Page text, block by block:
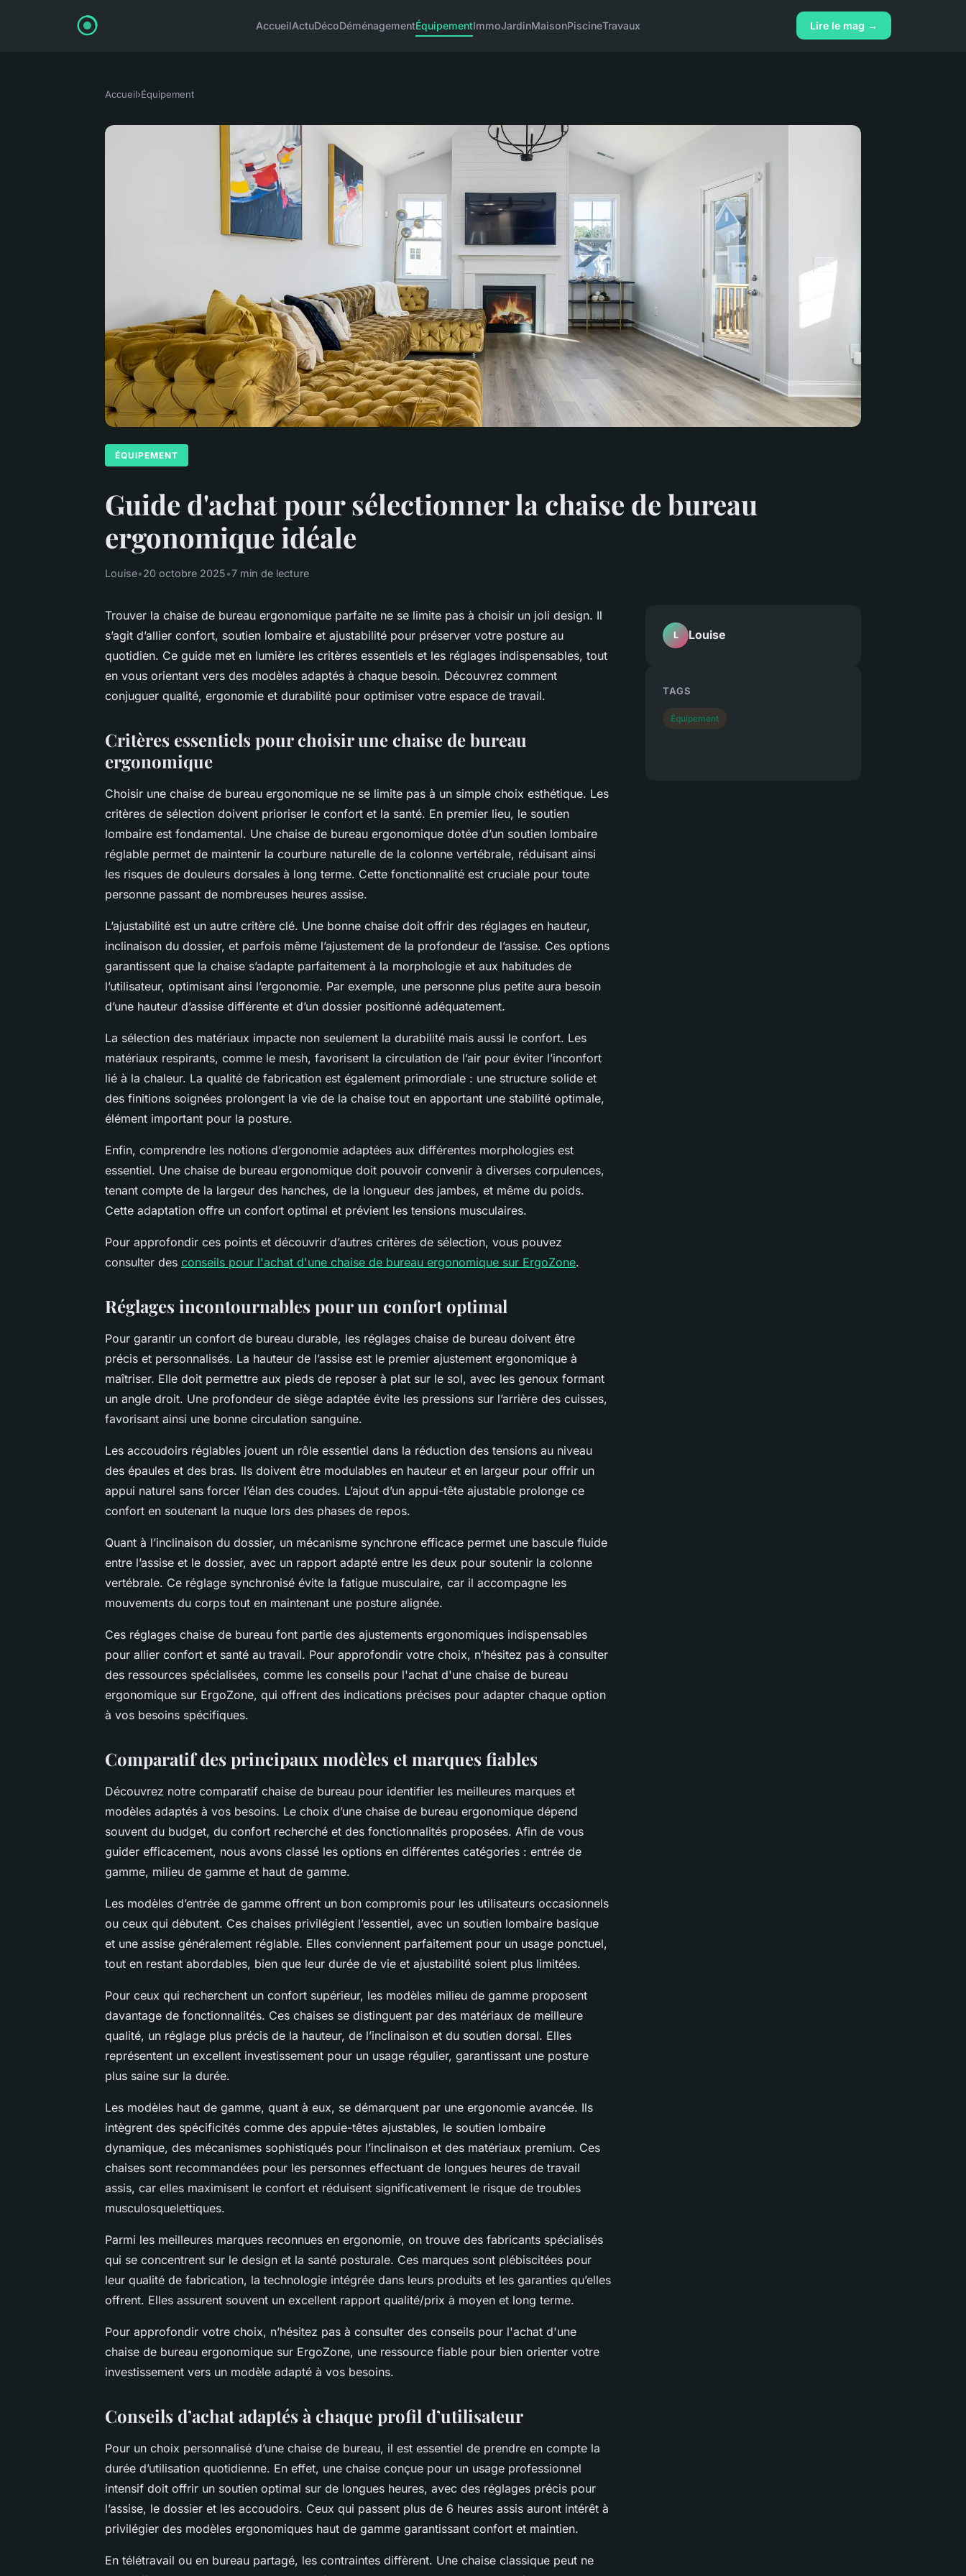
AccueilActuDécoDéménagementÉquipementImmoJardinMaisonPiscineTravaux Lire le mag →
Accueil›Équipement
ÉQUIPEMENT
Guide d'achat pour sélectionner la chaise de bureau
ergonomique idéale
Louise•20 octobre 2025•7 min de lecture
Trouver la chaise de bureau ergonomique parfaite ne se limite pas à choisir un joli design. Il
s’agit d’allier confort, soutien lombaire et ajustabilité pour préserver votre posture au
quotidien. Ce guide met en lumière les critères essentiels et les réglages indispensables, tout
en vous orientant vers des modèles adaptés à chaque besoin. Découvrez comment
conjuguer qualité, ergonomie et durabilité pour optimiser votre espace de travail.
Critères essentiels pour choisir une chaise de bureau
ergonomique
Choisir une chaise de bureau ergonomique ne se limite pas à un simple choix esthétique. Les
critères de sélection doivent prioriser le confort et la santé. En premier lieu, le soutien
lombaire est fondamental. Une chaise de bureau ergonomique dotée d’un soutien lombaire
réglable permet de maintenir la courbure naturelle de la colonne vertébrale, réduisant ainsi
les risques de douleurs dorsales à long terme. Cette fonctionnalité est cruciale pour toute
personne passant de nombreuses heures assise.
L’ajustabilité est un autre critère clé. Une bonne chaise doit offrir des réglages en hauteur,
inclinaison du dossier, et parfois même l’ajustement de la profondeur de l’assise. Ces options
garantissent que la chaise s’adapte parfaitement à la morphologie et aux habitudes de
l’utilisateur, optimisant ainsi l’ergonomie. Par exemple, une personne plus petite aura besoin
d’une hauteur d’assise différente et d’un dossier positionné adéquatement.
La sélection des matériaux impacte non seulement la durabilité mais aussi le confort. Les
matériaux respirants, comme le mesh, favorisent la circulation de l’air pour éviter l’inconfort
lié à la chaleur. La qualité de fabrication est également primordiale : une structure solide et
des finitions soignées prolongent la vie de la chaise tout en apportant une stabilité optimale,
élément important pour la posture.
Enfin, comprendre les notions d’ergonomie adaptées aux différentes morphologies est
essentiel. Une chaise de bureau ergonomique doit pouvoir convenir à diverses corpulences,
tenant compte de la largeur des hanches, de la longueur des jambes, et même du poids.
Cette adaptation offre un confort optimal et prévient les tensions musculaires.
Pour approfondir ces points et découvrir d’autres critères de sélection, vous pouvez
consulter des conseils pour l'achat d'une chaise de bureau ergonomique sur ErgoZone.
Réglages incontournables pour un confort optimal
Pour garantir un confort de bureau durable, les réglages chaise de bureau doivent être
précis et personnalisés. La hauteur de l’assise est le premier ajustement ergonomique à
maîtriser. Elle doit permettre aux pieds de reposer à plat sur le sol, avec les genoux formant
un angle droit. Une profondeur de siège adaptée évite les pressions sur l’arrière des cuisses,
favorisant ainsi une bonne circulation sanguine.
Les accoudoirs réglables jouent un rôle essentiel dans la réduction des tensions au niveau
des épaules et des bras. Ils doivent être modulables en hauteur et en largeur pour offrir un
appui naturel sans forcer l’élan des coudes. L’ajout d’un appui-tête ajustable prolonge ce
confort en soutenant la nuque lors des phases de repos.
Quant à l’inclinaison du dossier, un mécanisme synchrone efficace permet une bascule fluide
entre l’assise et le dossier, avec un rapport adapté entre les deux pour soutenir la colonne
vertébrale. Ce réglage synchronisé évite la fatigue musculaire, car il accompagne les
mouvements du corps tout en maintenant une posture alignée.
Ces réglages chaise de bureau font partie des ajustements ergonomiques indispensables
pour allier confort et santé au travail. Pour approfondir votre choix, n’hésitez pas à consulter
des ressources spécialisées, comme les conseils pour l'achat d'une chaise de bureau
ergonomique sur ErgoZone, qui offrent des indications précises pour adapter chaque option
à vos besoins spécifiques.
Comparatif des principaux modèles et marques fiables
Découvrez notre comparatif chaise de bureau pour identifier les meilleures marques et
modèles adaptés à vos besoins. Le choix d’une chaise de bureau ergonomique dépend
souvent du budget, du confort recherché et des fonctionnalités proposées. Afin de vous
guider efficacement, nous avons classé les options en différentes catégories : entrée de
gamme, milieu de gamme et haut de gamme.
Les modèles d’entrée de gamme offrent un bon compromis pour les utilisateurs occasionnels
ou ceux qui débutent. Ces chaises privilégient l’essentiel, avec un soutien lombaire basique
et une assise généralement réglable. Elles conviennent parfaitement pour un usage ponctuel,
tout en restant abordables, bien que leur durée de vie et ajustabilité soient plus limitées.
Pour ceux qui recherchent un confort supérieur, les modèles milieu de gamme proposent
davantage de fonctionnalités. Ces chaises se distinguent par des matériaux de meilleure
qualité, un réglage plus précis de la hauteur, de l’inclinaison et du soutien dorsal. Elles
représentent un excellent investissement pour un usage régulier, garantissant une posture
plus saine sur la durée.
Les modèles haut de gamme, quant à eux, se démarquent par une ergonomie avancée. Ils
intègrent des spécificités comme des appuie-têtes ajustables, le soutien lombaire
dynamique, des mécanismes sophistiqués pour l’inclinaison et des matériaux premium. Ces
chaises sont recommandées pour les personnes effectuant de longues heures de travail
assis, car elles maximisent le confort et réduisent significativement le risque de troubles
musculosquelettiques.
Parmi les meilleures marques reconnues en ergonomie, on trouve des fabricants spécialisés
qui se concentrent sur le design et la santé posturale. Ces marques sont plébiscitées pour
leur qualité de fabrication, la technologie intégrée dans leurs produits et les garanties qu’elles
offrent. Elles assurent souvent un excellent rapport qualité/prix à moyen et long terme.
Pour approfondir votre choix, n’hésitez pas à consulter des conseils pour l'achat d'une
chaise de bureau ergonomique sur ErgoZone, une ressource fiable pour bien orienter votre
investissement vers un modèle adapté à vos besoins.
Conseils d’achat adaptés à chaque profil d’utilisateur
Pour un choix personnalisé d’une chaise de bureau, il est essentiel de prendre en compte la
durée d’utilisation quotidienne. En effet, une chaise conçue pour un usage professionnel
intensif doit offrir un soutien optimal sur de longues heures, avec des réglages précis pour
l’assise, le dossier et les accoudoirs. Ceux qui passent plus de 6 heures assis auront intérêt à
privilégier des modèles ergonomiques haut de gamme garantissant confort et maintien.
En télétravail ou en bureau partagé, les contraintes diffèrent. Une chaise classique peut ne
L Louise
TAGS
Équipement